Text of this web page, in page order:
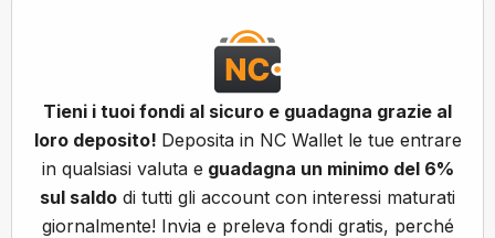
Tieni i tuoi fondi al sicuro e guadagna grazie al
loro deposito! Deposita in NC Wallet le tue entrare
in qualsiasi valuta e guadagna un minimo del 6%
sul saldo di tutti gli account con interessi maturati
giornalmente! Invia e preleva fondi gratis, perché